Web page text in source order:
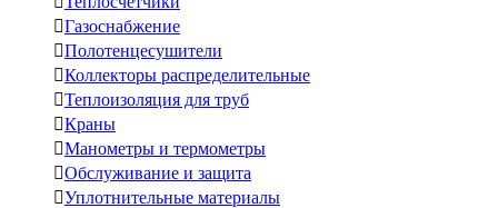
Газоснабжение
Полотенцесушители
Коллекторы распределительные
Теплоизоляция для труб
Краны
Манометры и термометры
Обслуживание и защита
Уплотнительные материалы